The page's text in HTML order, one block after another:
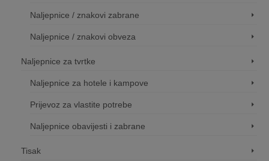
Naljepnice / znakovi zabrane
Naljepnice / znakovi obveza
Naljepnice za tvrtke
Naljepnice za hotele i kampove
Prijevoz za vlastite potrebe
Naljepnice obavijesti i zabrane
Tisak